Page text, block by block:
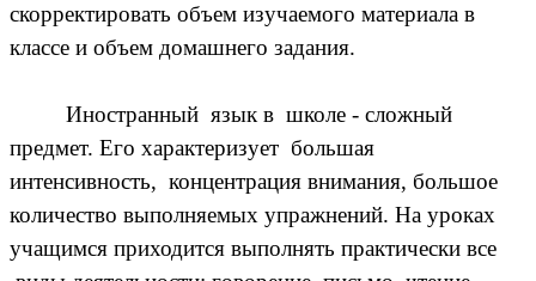
скорректировать объем изучаемого материала в
классе и объем домашнего задания.
Иностранный язык в школе - сложный
предмет. Его характеризует большая
интенсивность, концентрация внимания, большое
количество выполняемых упражнений. На уроках
учащимся приходится выполнять практически все